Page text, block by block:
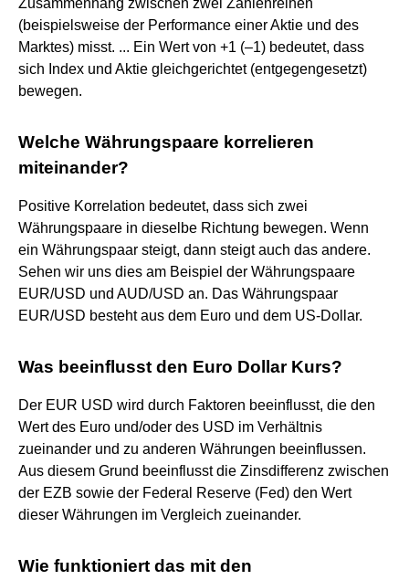
(beispielsweise der Performance einer Aktie und des
Marktes) misst. ... Ein Wert von +1 (–1) bedeutet, dass
sich Index und Aktie gleichgerichtet (entgegengesetzt)
bewegen.
Welche Währungspaare korrelieren
miteinander?
Positive Korrelation bedeutet, dass sich zwei
Währungspaare in dieselbe Richtung bewegen. Wenn
ein Währungspaar steigt, dann steigt auch das andere.
Sehen wir uns dies am Beispiel der Währungspaare
EUR/USD und AUD/USD an. Das Währungspaar
EUR/USD besteht aus dem Euro und dem US-Dollar.
Was beeinflusst den Euro Dollar Kurs?
Der EUR USD wird durch Faktoren beeinflusst, die den
Wert des Euro und/oder des USD im Verhältnis
zueinander und zu anderen Währungen beeinflussen.
Aus diesem Grund beeinflusst die Zinsdifferenz zwischen
der EZB sowie der Federal Reserve (Fed) den Wert
dieser Währungen im Vergleich zueinander.
Wie funktioniert das mit den